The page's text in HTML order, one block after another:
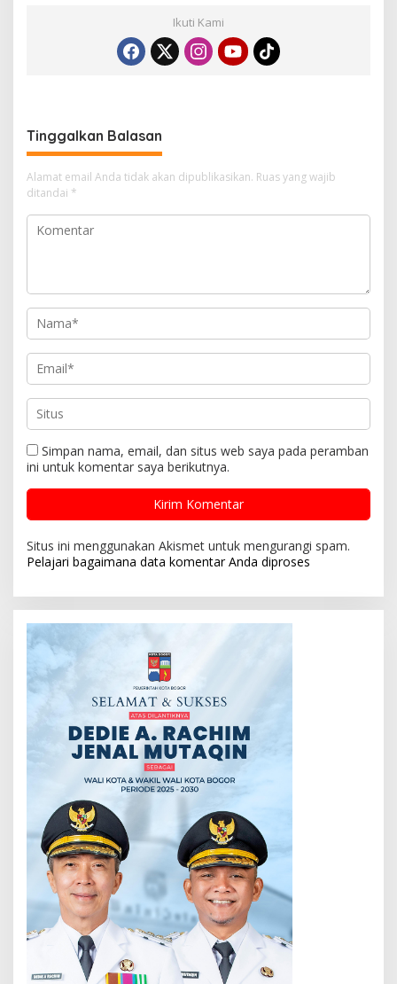
Ikuti Kami
Tinggalkan Balasan
Alamat email Anda tidak akan dipublikasikan. Ruas yang wajib
ditandai *
Simpan nama, email, dan situs web saya pada peramban
ini untuk komentar saya berikutnya.
Situs ini menggunakan Akismet untuk mengurangi spam.
Pelajari bagaimana data komentar Anda diproses